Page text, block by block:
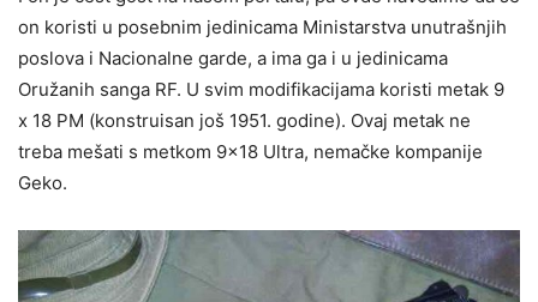
on koristi u posebnim jedinicama Ministarstva unutrašnjih
poslova i Nacionalne garde, a ima ga i u jedinicama
Oružanih sanga RF. U svim modifikacijama koristi metak 9
x 18 PM (konstruisan još 1951. godine). Ovaj metak ne
treba mešati s metkom 9×18 Ultra, nemačke kompanije
Geko.